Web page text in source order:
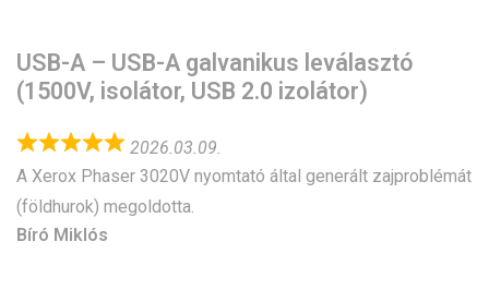
USB-A – USB-A galvanikus leválasztó
(1500V, isolátor, USB 2.0 izolátor)
2026.03.09.
A Xerox Phaser 3020V nyomtató által generált zajproblémát
(földhurok) megoldotta.
Bíró Miklós